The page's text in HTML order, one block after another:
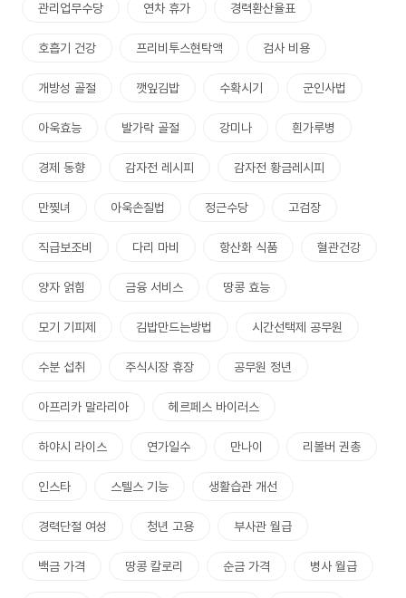
관리업무수당 연차 휴가 경력환산율표
호흡기 건강 프리비투스현탁액 검사 비용
개방성 골절 깻잎김밥 수확시기 군인사법
아욱효능 발가락 골절 강미나 흰가루병
경제 동향 감자전 레시피 감자전 황금레시피
만찢녀 아욱손질법 정근수당 고검장
직급보조비 다리 마비 항산화 식품 혈관건강
양자 얽힘 금융 서비스 땅콩 효능
모기 기피제 김밥만드는방법 시간선택제 공무원
수분 섭취 주식시장 휴장 공무원 정년
아프리카 말라리아 헤르페스 바이러스
하야시 라이스 연가일수 만나이 리볼버 권총
인스타 스텔스 기능 생활습관 개선
경력단절 여성 청년 고용 부사관 월급
백금 가격 땅콩 칼로리 순금 가격 병사 월급